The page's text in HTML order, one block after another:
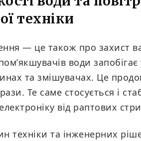
техніки
— це також про захист
води
та змішувачах. Це
Те саме стосується і
від раптових
техніки та інженерних